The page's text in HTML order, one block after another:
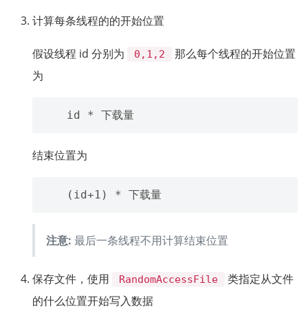
计算每条线程的的开始位置
假设线程 id 分别为 0,1,2
那么每个线程的开始位置
为
结束位置为
注意: 最后一条线程不用计算结束位置
保存文件，使用 RandomAccessFile
类指定从文件
的什么位置开始写入数据